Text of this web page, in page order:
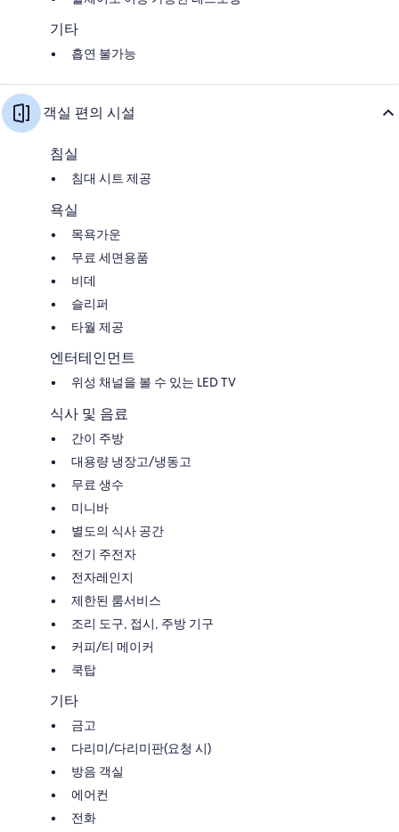
기타
흡연 불가능
객실 편의 시설
침실
침대 시트 제공
욕실
목욕가운
무료 세면용품
비데
슬리퍼
타월 제공
엔터테인먼트
위성 채널을 볼 수 있는 LED TV
식사 및 음료
간이 주방
대용량 냉장고/냉동고
무료 생수
미니바
별도의 식사 공간
전기 주전자
전자레인지
제한된 룸서비스
조리 도구, 접시, 주방 기구
커피/티 메이커
쿡탑
기타
금고
다리미/다리미판(요청 시)
방음 객실
에어컨
전화